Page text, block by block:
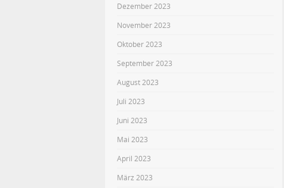
Dezember 2023
November 2023
Oktober 2023
September 2023
August 2023
Juli 2023
Juni 2023
Mai 2023
April 2023
März 2023